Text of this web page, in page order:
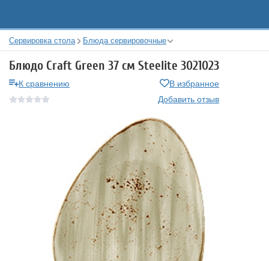
Сервировка стола Блюда сервировочные
Блюдо Craft Green 37 см Steelite 3021023
К сравнению
В избранное
Добавить отзыв